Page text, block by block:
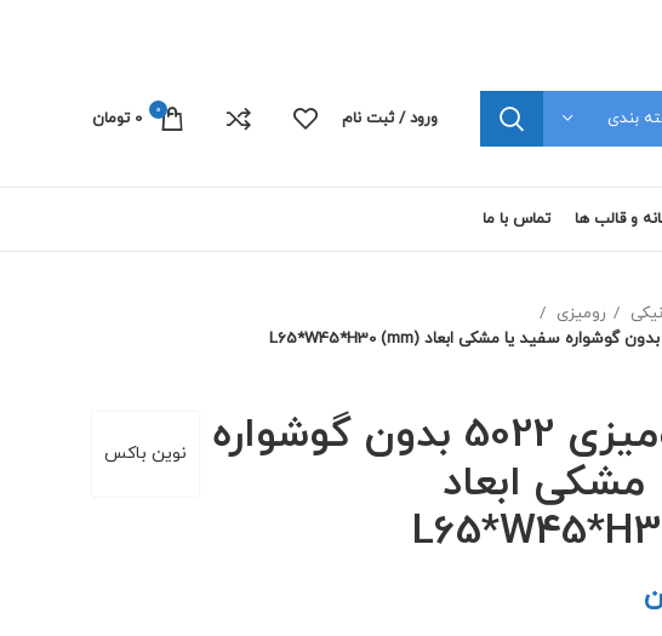
بندی ورود / ثبت نام 0
0 تومان
و قالب ها تماس با ما
رومیزی
نوین باکس
جعبه رومیزی 5022 بدون گوشواره
مشکی ابعاد